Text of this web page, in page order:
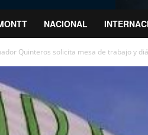
NACIONAL
Quinteros solicita mesa de trabajo y